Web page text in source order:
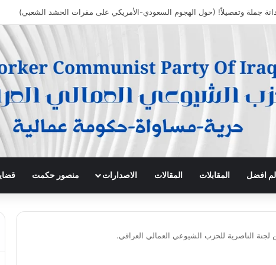
جملة وتفصيلاً! (حول الهجوم السعودي-الأمريكي على مقرات الحشد الشعبي)
افضل المقابلات المقالات الاصدارات منصور حكمت
لجنة الناصرية للحزب الشيوعي العمالي العراقي.